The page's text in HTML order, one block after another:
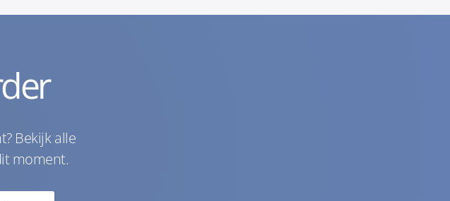
Bekijk alle
moment.